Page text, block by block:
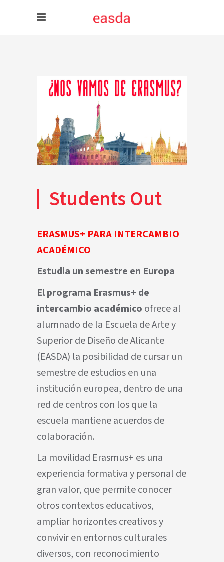
Students Out
ERASMUS+ PARA INTERCAMBIO
ACADÉMICO
Estudia un semestre en Europa
El programa Erasmus+ de
intercambio académico ofrece al
alumnado de la Escuela de Arte y
Superior de Diseño de Alicante
(EASDA) la posibilidad de cursar un
semestre de estudios en una
institución europea, dentro de una
red de centros con los que la
escuela mantiene acuerdos de
colaboración.
La movilidad Erasmus+ es una
experiencia formativa y personal de
gran valor, que permite conocer
otros contextos educativos,
ampliar horizontes creativos y
convivir en entornos culturales
diversos, con reconocimiento